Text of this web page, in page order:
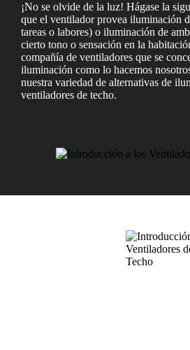
¡No se olvide de la luz! Hágase la
que el ventilador provea iluminación
tareas o labores) o iluminación de
cierto tono o sensación en la
compañía de ventiladores que se
iluminación como lo hacemos
nuestra variedad de alternativas de
ventiladores de techo.